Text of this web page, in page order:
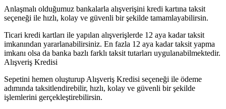
Anlaşmalı olduğumuz bankalarla alışverişini kredi kartına taksit
seçeneği ile hızlı, kolay ve güvenli bir şekilde tamamlayabilirsin.
Ticari kredi kartları ile yapılan alışverişlerde 12 aya kadar taksit
imkanından yararlanabilirsiniz. En fazla 12 aya kadar taksit yapma
imkanı olsa da banka bazlı farklı taksit tutarları uygulanabilmektedir.
Alışveriş Kredisi
Sepetini hemen oluşturup Alışveriş Kredisi seçeneği ile ödeme
adımında taksitlendirebilir, hızlı, kolay ve güvenli bir şekilde
işlemlerini gerçekleştirebilirsin.